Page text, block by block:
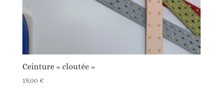
Ceinture « cloutée »
19,00 €